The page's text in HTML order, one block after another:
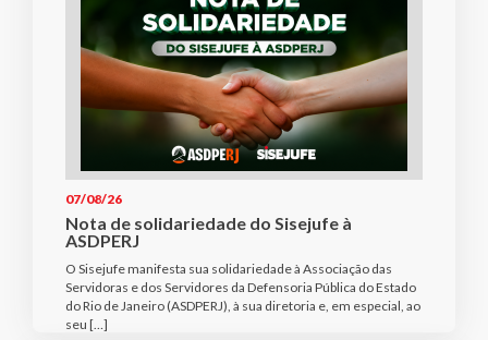
07/08/26
Nota de solidariedade do Sisejufe à
ASDPERJ
O Sisejufe manifesta sua solidariedade à Associação das
Servidoras e dos Servidores da Defensoria Pública do Estado
do Rio de Janeiro (ASDPERJ), à sua diretoria e, em especial, ao
seu […]